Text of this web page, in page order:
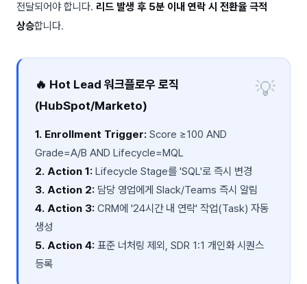
전달되어야 합니다. 리드 발생 후 5분 이내 연락 시 전환율 극적
상승합니다.
🔥 Hot Lead 워크플로우 로직
(HubSpot/Marketo)
1. Enrollment Trigger: Score ≥100 AND
Grade=A/B AND Lifecycle=MQL
2. Action 1: Lifecycle Stage를 'SQL'로 즉시 변경
3. Action 2: 담당 영업에게 Slack/Teams 즉시 알림
4. Action 3: CRM에 '24시간 내 연락' 작업(Task) 자동
생성
5. Action 4: 표준 너처링 제외, SDR 1:1 개인화 시퀀스
등록